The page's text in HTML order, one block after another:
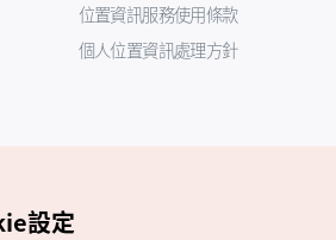
位置資訊服務使用條款
個人位置資訊處理方針
設定